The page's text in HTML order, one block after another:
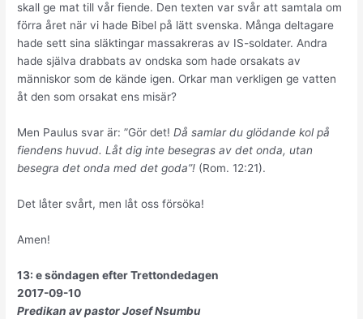
skall ge mat till vår fiende. Den texten var svår att samtala om
förra året när vi hade Bibel på lätt svenska. Många deltagare
hade sett sina släktingar massakreras av IS-soldater. Andra
hade själva drabbats av ondska som hade orsakats av
människor som de kände igen. Orkar man verkligen ge vatten
åt den som orsakat ens misär?
Men Paulus svar är: ”Gör det! Då samlar du glödande kol på
fiendens huvud. Låt dig inte besegras av det onda, utan
besegra det onda med det goda”! (Rom. 12:21).
Det låter svårt, men låt oss försöka!
Amen!
13: e söndagen efter Trettondedagen
2017-09-10
Predikan av pastor Josef Nsumbu